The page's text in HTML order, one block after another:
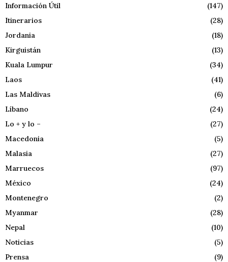
Información Útil
(147)
Itinerarios
(28)
Jordania
(18)
Kirguistán
(13)
Kuala Lumpur
(34)
Laos
(41)
Las Maldivas
(6)
Líbano
(24)
Lo + y lo –
(27)
Macedonia
(5)
Malasia
(27)
Marruecos
(97)
México
(24)
Montenegro
(2)
Myanmar
(28)
Nepal
(10)
Noticias
(5)
Prensa
(9)